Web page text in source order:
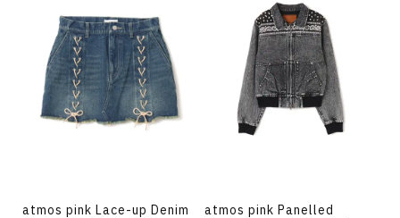
atmos pink Lace-up Denim
atmos pink Panelled